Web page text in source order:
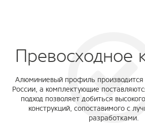
Превосходное
Алюминиевый профиль производится
России, а комплектующие
подход позволяет добиться
конструкций, сопоставимого с
разработками.